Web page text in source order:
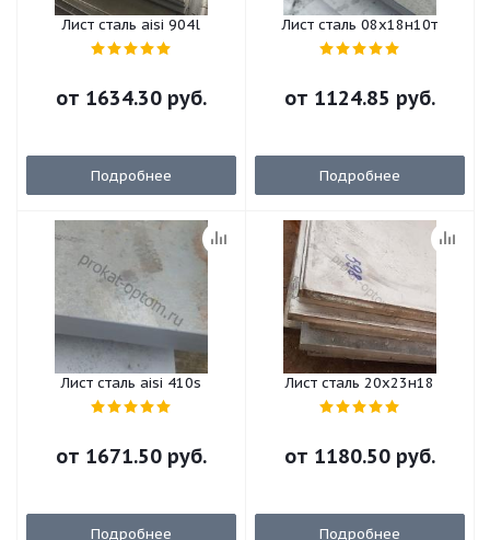
Лист сталь aisi 904l
от 1634.30 руб.
Подробнее
Лист сталь 08х18н10т
от 1124.85 руб.
Подробнее
Лист сталь aisi 410s
от 1671.50 руб.
Подробнее
Лист сталь 20х23н18
от 1180.50 руб.
Подробнее